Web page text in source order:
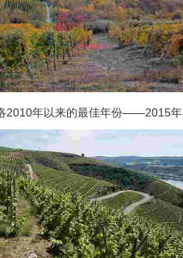
2010年以来的最佳年份——2015年